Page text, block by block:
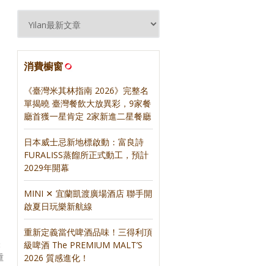
消費櫥窗
《臺灣米其林指南 2026》完整名
單揭曉 臺灣餐飲大放異彩，9家餐
廳首獲一星肯定 2家新進二星餐廳
日本威士忌新地標啟動：富良詩
FURALISS蒸餾所正式動工，預計
2029年開幕
MINI ✕ 宜蘭凱渡廣場酒店 聯手開
啟夏日玩樂新航線
重新定義當代啤酒品味！三得利頂
級啤酒 The PREMIUM MALT’S
2026 質感進化！